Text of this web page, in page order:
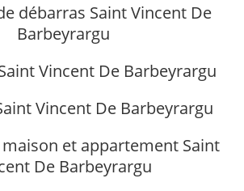
débarras Saint Vincent De
Barbeyrargu
Vincent De Barbeyrargu
Vincent De Barbeyrargu
et appartement Saint
De Barbeyrargu